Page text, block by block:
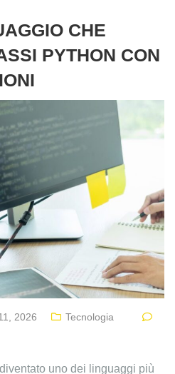
CHE
PYTHON CON
2026 Tecnologia
uno dei linguaggi più